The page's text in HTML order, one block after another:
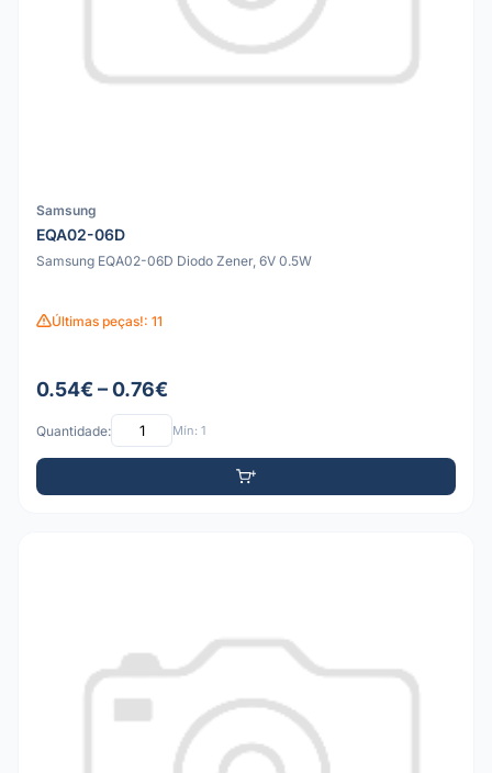
Samsung
EQA02-06D
Samsung EQA02-06D Diodo Zener, 6V 0.5W
Últimas peças!: 11
0.54€ – 0.76€
Quantidade: Mín: 1